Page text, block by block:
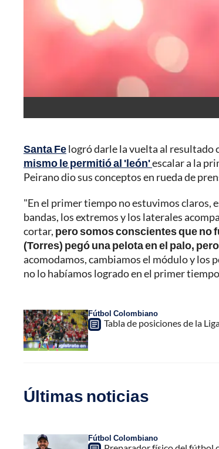
Santa Felogró darle la vuelta al resultado
mismo le permitió al 'león'escalar a la
Peirano dio sus conceptos en rueda de
"En el primer tiempo no estuvimos claros,
bandas, los extremos y los laterales
cortar, pero somos conscientes que no
(Torres) pegó una pelota en el palo,
acomodamos, cambiamos el módulo y los
no lo habíamos logrado en el primer
Fútbol Colombiano
Tabla de posiciones de la
Últimas noticias
Fútbol Colombiano